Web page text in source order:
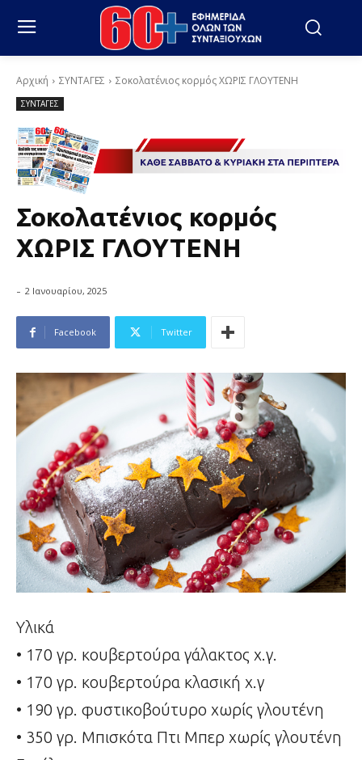
Αρχική ΣΥΝΤΑΓΕΣ Σοκολατένιος κορμός ΧΩΡΙΣ ΓΛΟΥΤΕΝΗ
ΣΥΝΤΑΓΕΣ
Σοκολατένιος κορμός
ΧΩΡΙΣ ΓΛΟΥΤΕΝΗ
- 2 Ιανουαρίου, 2025
Facebook Twitter
Υλικά
• 170 γρ. κουβερτούρα γάλακτος χ.γ.
• 170 γρ. κουβερτούρα κλασική χ.γ
• 190 γρ. φυστικοβούτυρο χωρίς γλουτένη
• 350 γρ. Μπισκότα Πτι Μπερ χωρίς γλουτένη